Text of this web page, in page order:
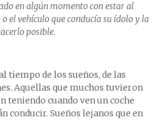
en algún momento con estar al
el vehículo que conducía su ídolo y la
posible.
tiempo de los sueños, de las
Aquellas que muchos tuvieron
teniendo cuando ven un coche
conducir. Sueños lejanos que en